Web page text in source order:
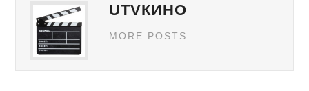
UTVКИНО
MORE POSTS